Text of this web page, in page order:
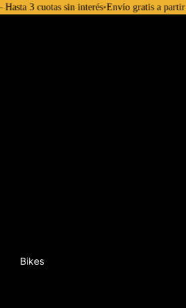
sin interés•Envío gratis a partir de
Bikes